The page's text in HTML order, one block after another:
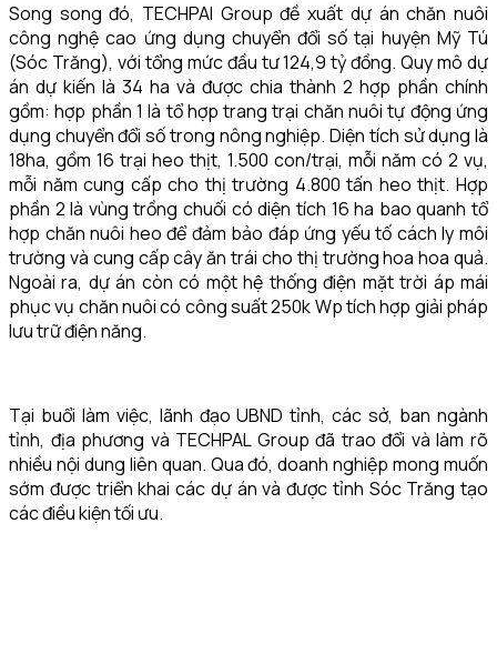
Song song đó, TECHPAl Group đề xuất dự án chăn nuôi
công nghệ cao ứng dụng chuyển đổi số tại huyện Mỹ Tú
(Sóc Trăng), với tổng mức đầu tư 124,9 tỷ đồng. Quy mô dự
án dự kiến là 34 ha và được chia thành 2 hợp phần chính
gồm: hợp phần 1 là tổ hợp trang trại chăn nuôi tự động ứng
dụng chuyển đổi số trong nông nghiệp. Diện tích sử dụng là
18ha, gồm 16 trại heo thịt, 1.500 con/trại, mỗi năm có 2 vụ,
mỗi năm cung cấp cho thị trường 4.800 tấn heo thịt. Hợp
phần 2 là vùng trồng chuối có diện tích 16 ha bao quanh tổ
hợp chăn nuôi heo để đảm bảo đáp ứng yếu tố cách ly môi
trường và cung cấp cây ăn trái cho thị trường hoa hoa quả.
Ngoài ra, dự án còn có một hệ thống điện mặt trời áp mái
phục vụ chăn nuôi có công suất 250k Wp tích hợp giải pháp
lưu trữ điện năng.
Tại buổi làm việc, lãnh đạo UBND tỉnh, các sở, ban ngành
tỉnh, địa phương và TECHPAL Group đã trao đổi và làm rõ
nhiều nội dung liên quan. Qua đó, doanh nghiệp mong muốn
sớm được triển khai các dự án và được tỉnh Sóc Trăng tạo
các điều kiện tối ưu.